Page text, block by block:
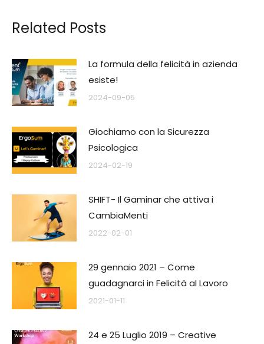
Related Posts
La formula della felicità in azienda
esiste!
2024-09-05
Giochiamo con la Sicurezza
Psicologica
2024-02-19
SHIFT- Il Gaminar che attiva i
CambiaMenti
2022-02-01
29 gennaio 2021 – Come
guadagnarci in Felicità al Lavoro
2021-01-11
24 e 25 Luglio 2019 – Creative